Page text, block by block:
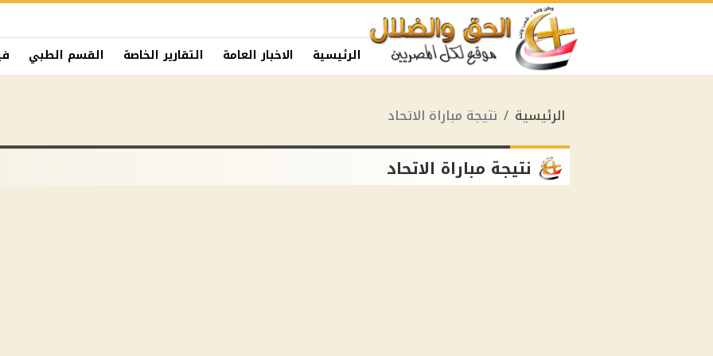
الرئيسية الاخبار العامة التقارير الخاصة القسم الطبي
الرئيسية نتيجة مباراة الاتحاد
نتيجة مباراة الاتحاد